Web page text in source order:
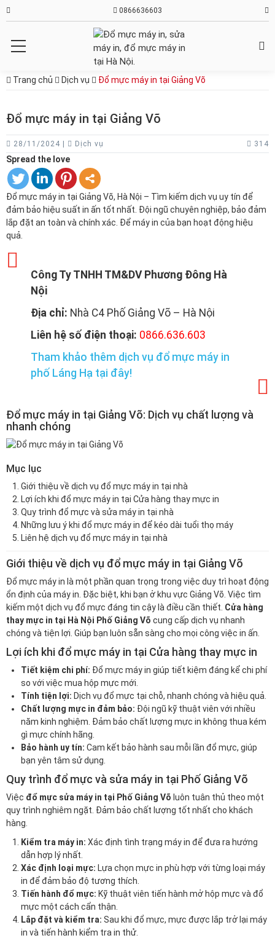
0866636603
Trang chủ Dịch vụ Đổ mực máy in tại Giảng Võ
Đổ mực máy in tại Giảng Võ
28/11/2024 | Dịch vụ 314
Spread the love
Đổ mực máy in tại Giảng Võ, Hà Nội – Tìm kiếm dịch vụ uy tín để
đảm bảo hiệu suất in ấn tốt nhất. Đội ngũ chuyên nghiệp, bảo đảm
lắp đặt an toàn và chính xác. Để máy in của bạn hoạt động hiệu
quả.
Công Ty TNHH TM&DV Phương Đông Hà
Nội
Địa chỉ: Nhà C4 Phố Giảng Võ – Hà Nội
Liên hệ số điện thoại: 0866.636.603
Tham khảo thêm dịch vụ đổ mực máy in
phố Láng Hạ tại đây!
Đổ mực máy in tại Giảng Võ: Dịch vụ chất lượng và
nhanh chóng
Mục lục
Giới thiệu về dịch vụ đổ mực máy in tại nhà
Lợi ích khi đổ mực máy in tại Cửa hàng thay mực in
Quy trình đổ mực và sửa máy in tại nhà
Những lưu ý khi đổ mực máy in để kéo dài tuổi thọ máy
Liên hệ dịch vụ đổ mực máy in tại nhà
Giới thiệu về dịch vụ đổ mực máy in tại Giảng Võ
Đổ mực máy in là một phần quan trọng trong việc duy trì hoạt động
ổn định của máy in. Đặc biệt, khi bạn ở khu vực Giảng Võ. Việc tìm
kiếm một dịch vụ đổ mực đáng tin cậy là điều cần thiết. Cửa hàng
thay mực in tại Hà Nội Phố Giảng Võ cung cấp dịch vụ nhanh
chóng và tiện lợi. Giúp bạn luôn sẵn sàng cho mọi công việc in ấn.
Lợi ích khi đổ mực máy in tại Cửa hàng thay mực in
Tiết kiệm chi phí: Đổ mực máy in giúp tiết kiệm đáng kể chi phí
so với việc mua hộp mực mới.
Tính tiện lợi: Dịch vụ đổ mực tại chỗ, nhanh chóng và hiệu quả.
Chất lượng mực in đảm bảo: Đội ngũ kỹ thuật viên với nhiều
năm kinh nghiệm. Đảm bảo chất lượng mực in không thua kém
gì mực chính hãng.
Bảo hành uy tín: Cam kết bảo hành sau mỗi lần đổ mực, giúp
bạn yên tâm sử dụng.
Quy trình đổ mực và sửa máy in tại Phố Giảng Võ
Việc đổ mực sửa máy in tại Phố Giảng Võ luôn tuân thủ theo một
quy trình nghiêm ngặt. Đảm bảo chất lượng tốt nhất cho khách
hàng.
Kiểm tra máy in: Xác định tình trạng máy in để đưa ra hướng
dẫn hợp lý nhất.
Xác định loại mực: Lựa chọn mực in phù hợp với từng loại máy
in để đảm bảo độ tương thích.
Tiến hành đổ mực: Kỹ thuật viên tiến hành mở hộp mực và đổ
mực một cách cẩn thận.
Lắp đặt và kiểm tra: Sau khi đổ mực, mực được lắp trở lại máy
in và tiến hành kiểm tra in thử.